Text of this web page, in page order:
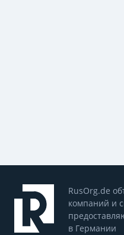
RusOrg.de
компаний и
в Германии